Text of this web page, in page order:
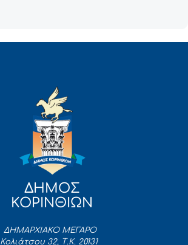
ΔΗΜΟΣ
ΚΟΡΙΝΘΙΩΝ
ΔΗΜΑΡΧΙΑΚΟ ΜΕΓΑΡΟ
Κολιάτσου 32, Τ.Κ. 20131